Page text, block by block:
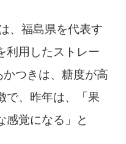
、福島県を代表す
利用したストレー
かつきは、糖度が高
で、昨年は、「果
感覚になる」と